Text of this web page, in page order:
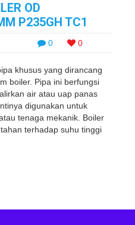
OD
P235GH TC1
0 0
khusus yang dirancang
boiler. Pipa ini berfungsi
air atau uap panas
digunakan untuk
tenaga mekanik. Boiler
terhadap suhu tinggi